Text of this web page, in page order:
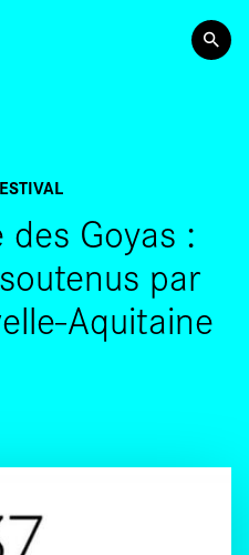
PRINCIPAL
Goyas :
par
Aquitaine